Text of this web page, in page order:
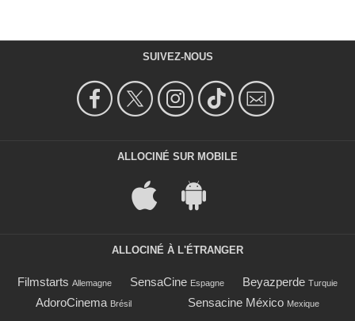
SUIVEZ-NOUS
ALLOCINÉ SUR MOBILE
ALLOCINÉ À L'ÉTRANGER
Filmstarts Allemagne SensaCine Espagne Beyazperde Turquie
AdoroCinema Brésil Sensacine México Mexique